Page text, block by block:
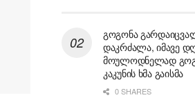
გოგონა
დაკრძალა, იმავე
მოულოდნელად
კაკუნის ხმა გაისმა
0 SHARES